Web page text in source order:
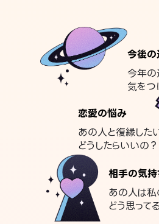
今後
今年
気をつ
恋愛の悩み
あの人と復縁した
どうしたらいいの？
相手の気持
あの人は私
どう思って